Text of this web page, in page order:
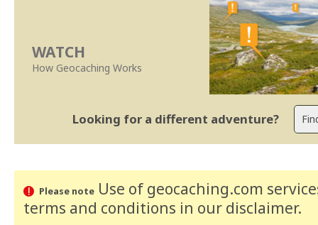
WATCH
How Geocaching Works
Looking for a different adventure?
Please noteUse of geocaching.com
terms and conditions in our disclaimer.